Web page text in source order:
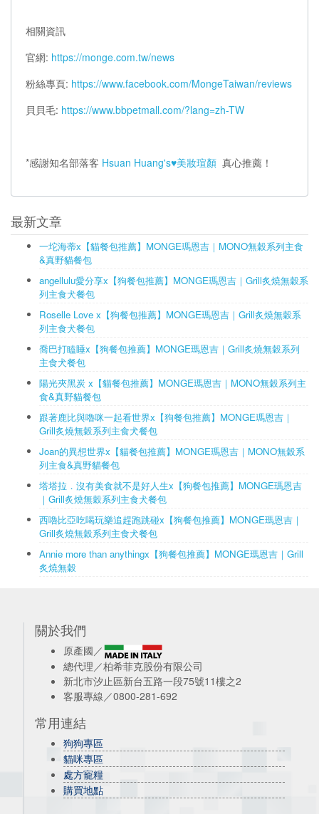
相關資訊
官網: https://monge.com.tw/news
粉絲專頁: https://www.facebook.com/MongeTaiwan/reviews
貝貝毛: https://www.bbpetmall.com/?lang=zh-TW
*感謝知名部落客 Hsuan Huang's♥美妝瑄顏 真心推薦！
最新文章
一坨海蒂x【貓餐包推薦】MONGE瑪恩吉｜MONO無穀系列主食
&真野貓餐包
angellulu愛分享x【狗餐包推薦】MONGE瑪恩吉｜Grill炙燒無穀系
列主食犬餐包
Roselle Love x【狗餐包推薦】MONGE瑪恩吉｜Grill炙燒無穀系
列主食犬餐包
喬巴打瞌睡x【狗餐包推薦】MONGE瑪恩吉｜Grill炙燒無穀系列
主食犬餐包
陽光夾黑炭 x【貓餐包推薦】MONGE瑪恩吉｜MONO無穀系列主
食&真野貓餐包
跟著鹿比與嚕咪一起看世界x【狗餐包推薦】MONGE瑪恩吉｜
Grill炙燒無穀系列主食犬餐包
Joan的異想世界x【貓餐包推薦】MONGE瑪恩吉｜MONO無穀系
列主食&真野貓餐包
塔塔拉．沒有美食就不是好人生x【狗餐包推薦】MONGE瑪恩吉
｜Grill炙燒無穀系列主食犬餐包
西嚕比亞吃喝玩樂追趕跑跳碰x【狗餐包推薦】MONGE瑪恩吉｜
Grill炙燒無穀系列主食犬餐包
Annie more than anythingx【狗餐包推薦】MONGE瑪恩吉｜Grill
炙燒無穀
關於我們
原產國／
總代理／柏希菲克股份有限公司
新北市汐止區新台五路一段75號11樓之2
客服專線／0800-281-692
常用連結
狗狗專區
貓咪專區
處方寵糧
購買地點